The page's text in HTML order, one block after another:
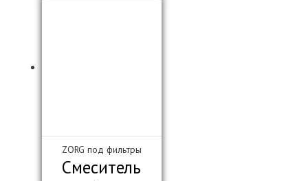
ZORG под фильтры
Смеситель